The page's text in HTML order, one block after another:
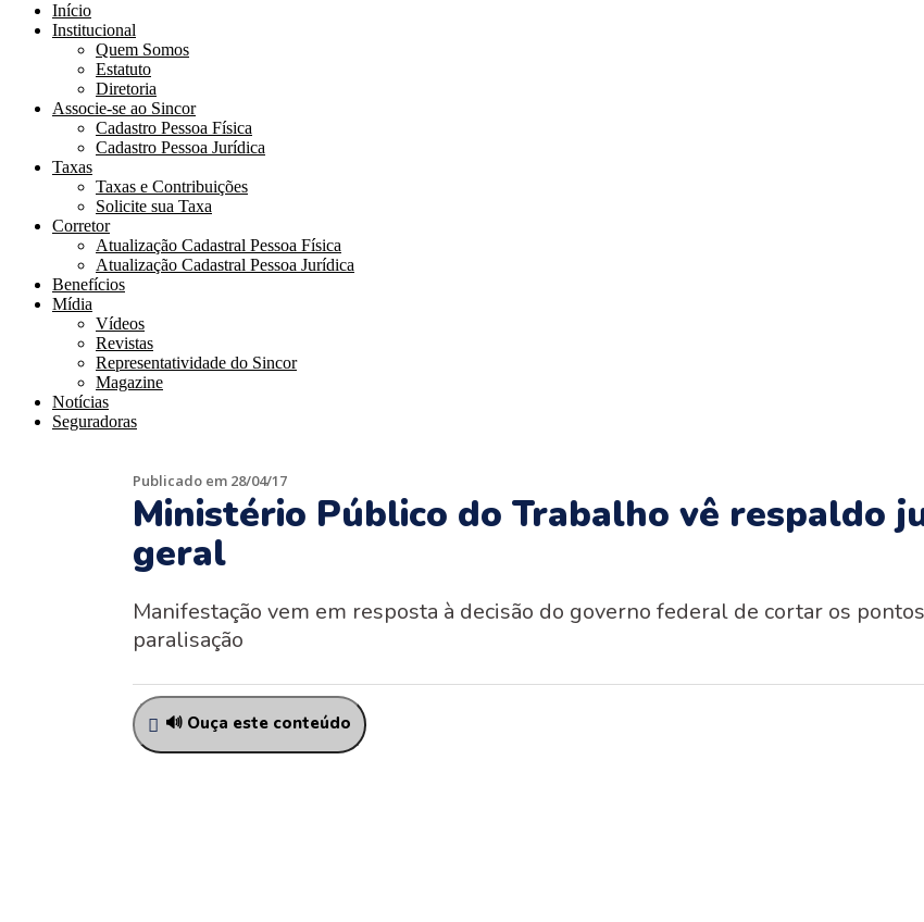
Início
Institucional
Quem Somos
Estatuto
Diretoria
Associe-se ao Sincor
Cadastro Pessoa Física
Cadastro Pessoa Jurídica
Taxas
Taxas e Contribuições
Solicite sua Taxa
Corretor
Atualização Cadastral Pessoa Física
Atualização Cadastral Pessoa Jurídica
Benefícios
Mídia
Vídeos
Revistas
Representatividade do Sincor
Magazine
Notícias
Seguradoras
Publicado em 28/04/17
Ministério Público do Trabalho vê respaldo
geral
Manifestação vem em resposta à decisão do governo federal de cortar os
paralisação
🔊 Ouça este conteúdo